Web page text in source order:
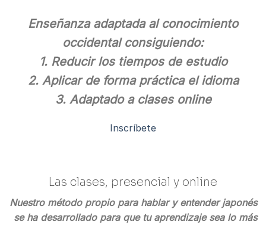
Enseñanza adaptada al conocimiento
occidental consiguiendo:
1. Reducir los tiempos de estudio
2. Aplicar de forma práctica el idioma
3. Adaptado a clases online
Inscríbete
Las clases, presencial y online
Nuestro método propio para hablar y entender japonés
se ha desarrollado para que tu aprendizaje sea lo más